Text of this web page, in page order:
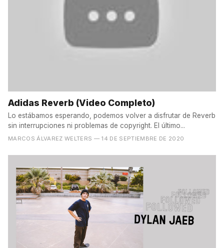
Adidas Reverb (Video Completo)
Lo estábamos esperando, podemos volver a disfrutar de Reverb
sin interrupciones ni problemas de copyright. El último...
MARCOS ÁLVAREZ WELTERS — 14 DE SEPTIEMBRE DE 2020